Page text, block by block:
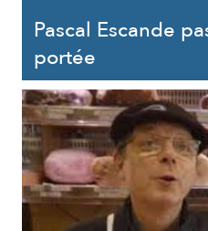
Pascal Escande
portée